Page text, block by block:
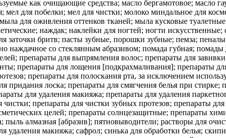
как очищающие средства; масло бергамотовое; масло
для побелки; мел для чистки; молоко миндальное для
для оживления оттенков тканей; мыла кусковые
наждак; наклейки для ногтей; ногти
заточки бритв; пасты зубные, порошки зубные; пемза;
наждачное со стеклянным абразивом; помада губная;
препараты для выпрямления волос; препараты для
препараты для лощения [подкрахмаливания]; препараты
препараты для полоскания рта, за исключением
придания лоска; препараты для смягчения белья при стирке;
для удаления макияжа; препараты для удаления
препараты для чистки зубных протезов; препараты
целей; препараты солнцезащитные; препараты
алмазная [абразив]; пятновыводители; растворы для
макияжа; сафрол; синька для обработки белья;